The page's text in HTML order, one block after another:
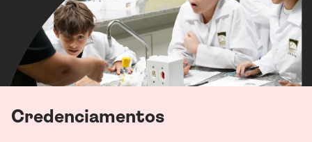
Credenciamentos